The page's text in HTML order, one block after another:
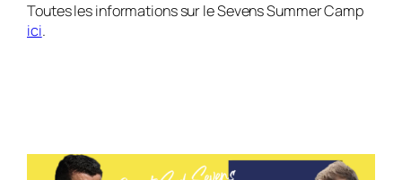
Toutes les informations sur le Sevens Summer Camp
ici.